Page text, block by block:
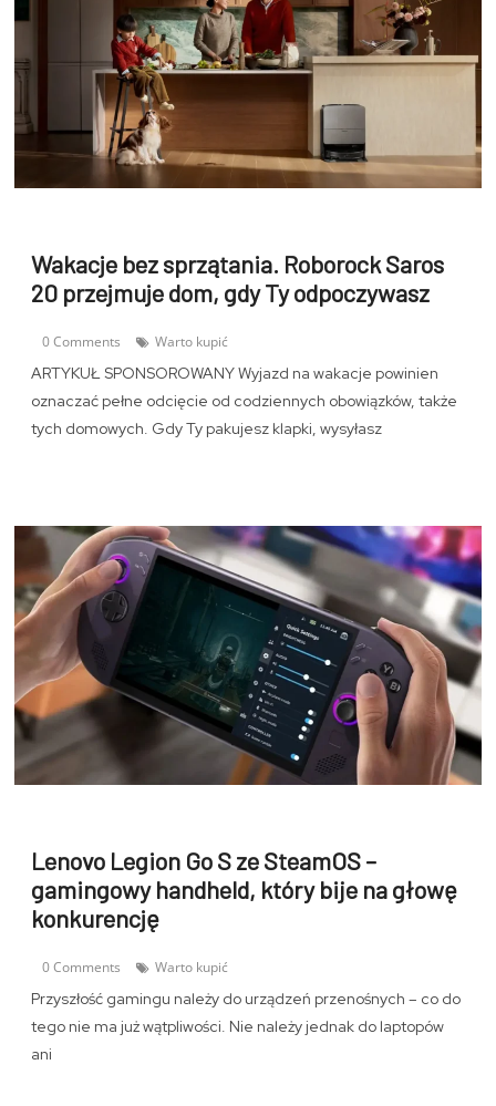
Wakacje bez sprzątania. Roborock Saros
20 przejmuje dom, gdy Ty odpoczywasz
0 Comments Warto kupić
ARTYKUŁ SPONSOROWANY Wyjazd na wakacje powinien
oznaczać pełne odcięcie od codziennych obowiązków, także
tych domowych. Gdy Ty pakujesz klapki, wysyłasz
Lenovo Legion Go S ze SteamOS –
gamingowy handheld, który bije na głowę
konkurencję
0 Comments Warto kupić
Przyszłość gamingu należy do urządzeń przenośnych – co do
tego nie ma już wątpliwości. Nie należy jednak do laptopów
ani